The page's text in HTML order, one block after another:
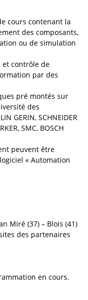
cours contenant la
des composants,
ou de simulation
contrôle de
par des
pré montés sur
des
GERIN, SCHNEIDER
SMC, BOSCH
peuvent être
« Automation
Miré (37) – Blois (41)
des partenaires
en cours.